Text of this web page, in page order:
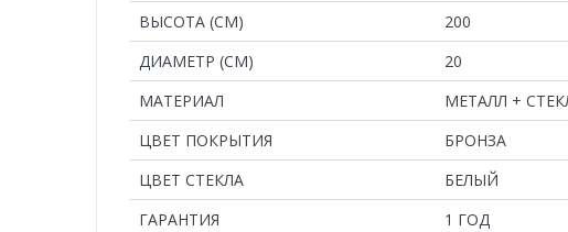
ВЫСОТА (СМ)
200
ДИАМЕТР (СМ)
20
MАТЕРИАЛ
МЕТАЛЛ +
ЦВЕТ ПОКРЫТИЯ
БРОНЗА
ЦВЕТ СТЕКЛА
БЕЛЫЙ
ГАРАНТИЯ
1 ГОД